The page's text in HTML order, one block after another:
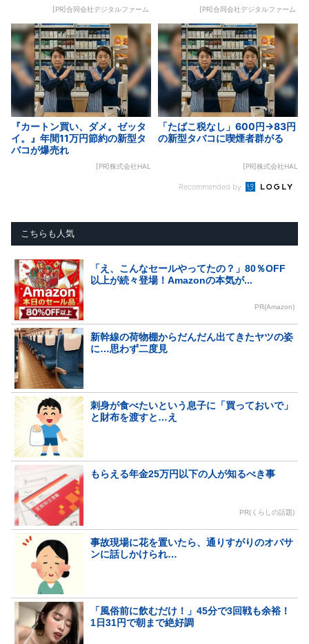
[PR]合同会社デジタルファーム [PR]合同会社デジタルファーム
『カートン買い、ダメ。ゼッタ
イ。』年間11万円節約の新型タ
バコが爆売れ
[PR]株式会社HAL
「たばこ税なし」600円→83円
の新型タバコに喫煙者群がる
[PR]株式会社HAL
Recommended by
こちらも人気
「え、こんなセールやってたの？」80％OFF
以上が続々登場！Amazonの本気が...
PR(Amazon)
新幹線の荷物棚からだんだん出てきたヤツの姿
に…思わず二度見
刺身が食べたいという息子に「買っておいで」
と財布を渡すと…え
もらえる年金25万円以下の人が知るべき事
PR(くらしの話題)
事故現場に花を置いたら、通りすがりのオバサ
ンに話しかけられ…
「風俗前に飲むだけ！」45分で3回戦も余裕！
1日31円で朝まで絶好調